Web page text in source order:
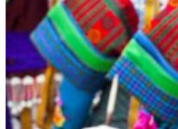
Shanghai 上海
Suzhou 苏州
Nord Ouest
Gansu 甘肃
Dunhuang –
Jiayuguan –
Qinghai 青海
Xi’an 西安市
Xinjiang 新疆